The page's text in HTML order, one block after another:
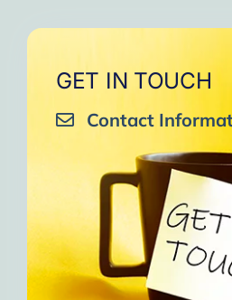
GET IN TOUCH
Contact